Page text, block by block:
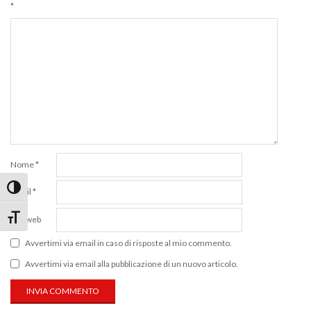
Attiva/disattiva alto contrasto
Attiva/disattiva dimensione testo
*
Nome*
Email *
Sito web
Avvertimi via email in caso di risposte al mio commento.
Avvertimi via email alla pubblicazione di un nuovo articolo.